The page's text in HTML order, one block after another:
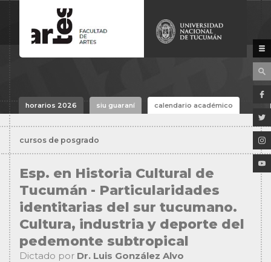
horarios 2026 siu guaraní calendario académico
cursos de posgrado
Esp. en Historia Cultural de
Tucumán - Particularidades
identitarias del sur tucumano.
Cultura, industria y deporte del
pedemonte subtropical
Dictado por Dr. Luis González Alvo